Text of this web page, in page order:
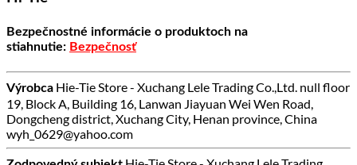
Bezpečnostné informácie o produktoch na
stiahnutie: Bezpečnosť
Výrobca Hie-Tie Store - Xuchang Lele Trading Co.,Ltd. null floor
19, Block A, Building 16, Lanwan Jiayuan Wei Wen Road,
Dongcheng district, Xuchang City, Henan province, China
wyh_0629@yahoo.com